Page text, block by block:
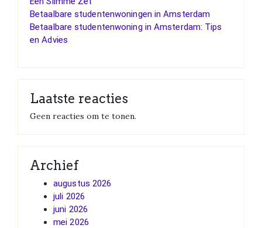
Betaalbare studentenwoningen in Amsterdam
Betaalbare studentenwoning in Amsterdam: Tips
en Advies
Laatste reacties
Geen reacties om te tonen.
Archief
augustus 2026
juli 2026
juni 2026
mei 2026